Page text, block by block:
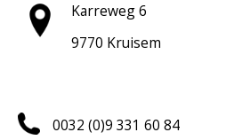
Karreweg 6
9770 Kruisem
0032 (0)9 331 60 84